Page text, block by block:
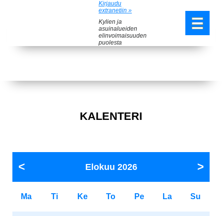
Kirjaudu
extranetiin »
Kylien ja
asuinalueiden
elinvoimaisuuden
puolesta
KALENTERI
Elokuu 2026
Ma Ti Ke To Pe La Su